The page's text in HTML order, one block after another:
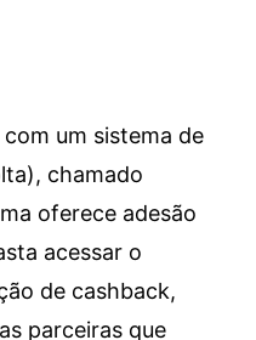
um sistema de
chamado
oferece adesão
acessar o
de cashback,
parceiras que